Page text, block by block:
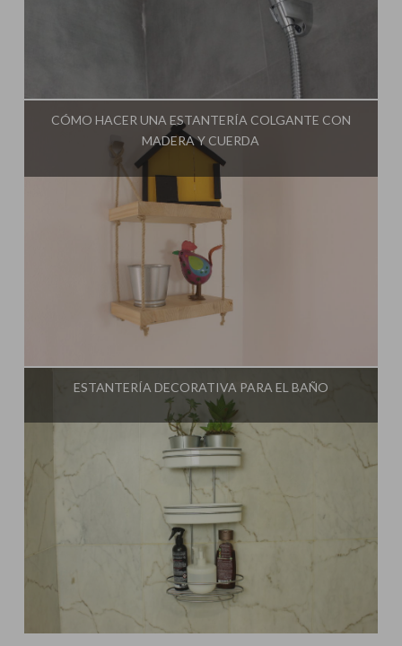
CÓMO HACER UNA ESTANTERÍA COLGANTE CON
MADERA Y CUERDA
ESTANTERÍA DECORATIVA PARA EL BAÑO
Influencer: Una Casa Diferente